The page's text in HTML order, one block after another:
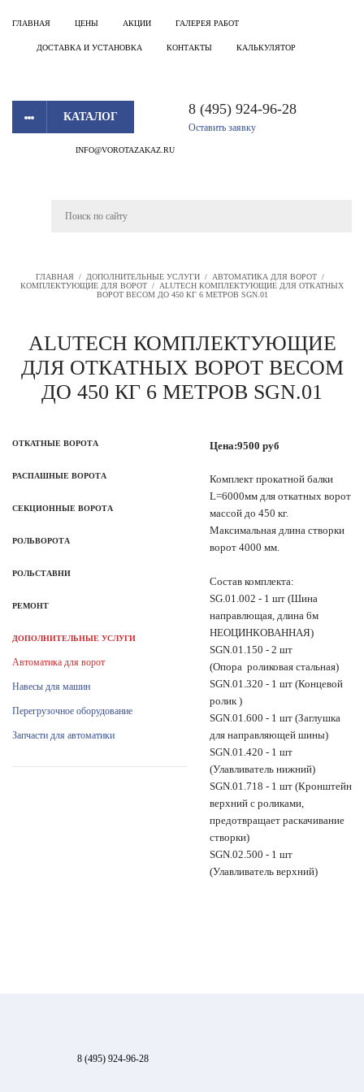
ГЛАВНАЯ ЦЕНЫ АКЦИИ ГАЛЕРЕЯ РАБОТ
ДОСТАВКА И УСТАНОВКА КОНТАКТЫ КАЛЬКУЛЯТОР
КАТАЛОГ 8 (495) 924-96-28
Оставить заявку
INFO@VOROTAZAKAZ.RU
ГЛАВНАЯ / ДОПОЛНИТЕЛЬНЫЕ УСЛУГИ / АВТОМАТИКА ДЛЯ ВОРОТ /
КОМПЛЕКТУЮЩИЕ ДЛЯ ВОРОТ /
ALUTECH КОМПЛЕКТУЮЩИЕ ДЛЯ ОТКАТНЫХ
ВОРОТ ВЕСОМ ДО 450 КГ 6 МЕТРОВ SGN.01
ALUTECH КОМПЛЕКТУЮЩИЕ
ДЛЯ ОТКАТНЫХ ВОРОТ ВЕСОМ
ДО 450 КГ 6 МЕТРОВ SGN.01
ОТКАТНЫЕ ВОРОТА
РАСПАШНЫЕ ВОРОТА
СЕКЦИОННЫЕ ВОРОТА
РОЛЬВОРОТА
РОЛЬСТАВНИ
РЕМОНТ
ДОПОЛНИТЕЛЬНЫЕ УСЛУГИ
Автоматика для ворот
Навесы для машин
Перегрузочное оборудование
Запчасти для автоматики
Цена:9500 руб
Комплект прокатной балки
L=6000мм для откатных ворот
массой до 450 кг.
Максимальная длина створки
ворот 4000 мм.
Состав комплекта:
SG.01.002 - 1 шт (Шина
направлющая, длина 6м
НЕОЦИНКОВАННАЯ)
SGN.01.150 - 2 шт
(Опора роликовая стальная)
SGN.01.320 - 1 шт (Концевой
ролик )
SGN.01.600 - 1 шт (Заглушка
для направляющей шины)
SGN.01.420 - 1 шт
(Улавливатель нижний)
SGN.01.718 - 1 шт (Кронштейн
верхний с роликами,
предотвращает раскачивание
створки)
SGN.02.500 - 1 шт
(Улавливатель верхний)
8 (495) 924-96-28